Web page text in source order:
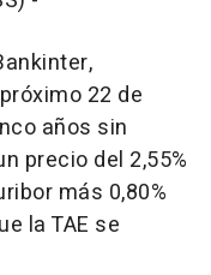
22 de
años sin
precio del 2,55%
más 0,80%
la TAE se